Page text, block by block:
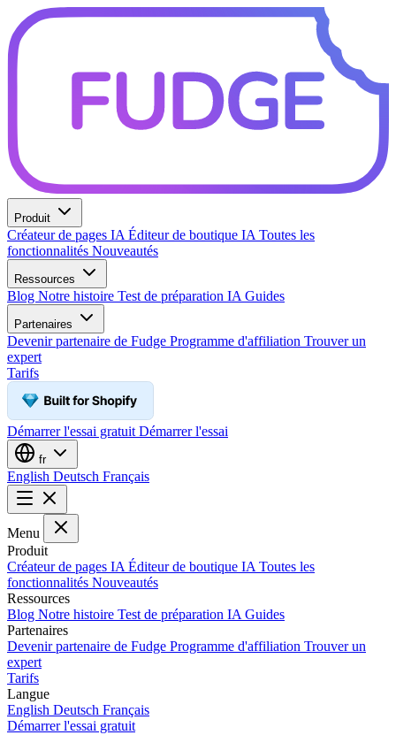
Produit
Créateur de pages IA Éditeur de boutique IA Toutes les
fonctionnalités Nouveautés
Ressources
Blog Notre histoire Test de préparation IA Guides
Partenaires
Devenir partenaire de Fudge Programme d'affiliation Trouver un
expert
Tarifs
Démarrer l'essai gratuit Démarrer l'essai
fr
English Deutsch Français
Menu
Produit
Créateur de pages IA Éditeur de boutique IA Toutes les
fonctionnalités Nouveautés
Ressources
Blog Notre histoire Test de préparation IA Guides
Partenaires
Devenir partenaire de Fudge Programme d'affiliation Trouver un
expert
Tarifs
Langue
English Deutsch Français
Démarrer l'essai gratuit